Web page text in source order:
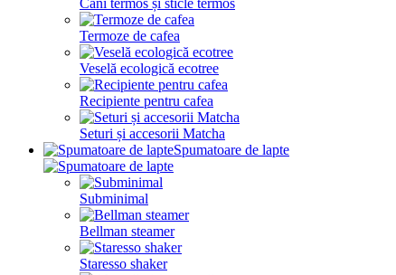
Căni termos și sticle termos
Termoze de cafea
Veselă ecologică ecotree
Recipiente pentru cafea
Seturi și accesorii Matcha
Spumatoare de lapte
Subminimal
Bellman steamer
Staresso shaker